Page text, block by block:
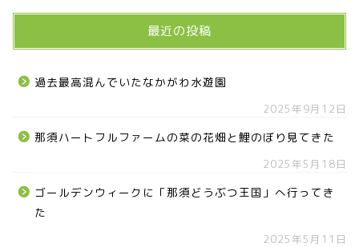
最近の投稿
過去最高混んでいたなかがわ水遊園
2025年9月12日
那須ハートフルファームの菜の花畑と鯉のぼり見てきた
2025年5月18日
ゴールデンウィークに「那須どうぶつ王国」へ行ってき
た
2025年5月11日